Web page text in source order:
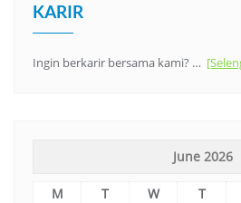
KARIR
Ingin berkarir bersama kami? …
June 2026
M T W T